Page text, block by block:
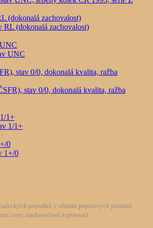
(dokonalá zachovalost)
stav 0/0, dokonalá kvalita, ražba
1+
0
posudků v oblasti papírových platidel
ceny, zachovalosti a pravosti.